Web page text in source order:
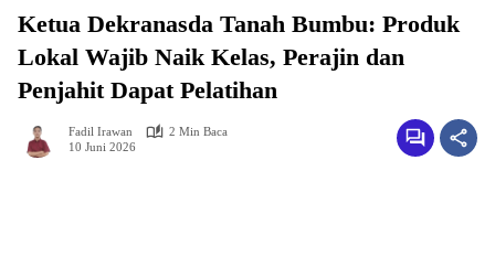
Ketua Dekranasda Tanah Bumbu: Produk
Lokal Wajib Naik Kelas, Perajin dan
Penjahit Dapat Pelatihan
Fadil Irawan
2 Min Baca
10 Juni 2026